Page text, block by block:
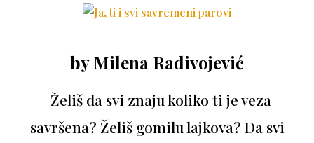
byMilena Radivojević
Želiš da svi znaju koliko ti je veza
savršena? Želiš gomilu lajkova? Da svi